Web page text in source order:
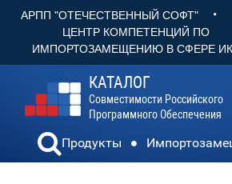
АРПП "ОТЕЧЕСТВЕННЫЙ СОФТ" •
ЦЕНТР КОМПЕТЕНЦИЙ ПО
ИМПОРТОЗАМЕЩЕНИЮ В СФЕРЕ
КАТАЛОГ
Совместимости Российского
Программного Обеспечения
Продукты